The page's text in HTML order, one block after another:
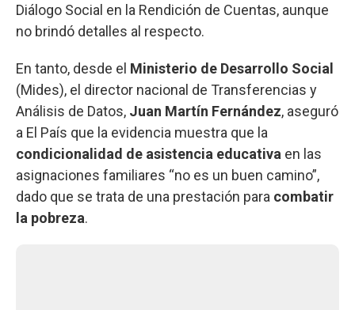
Diálogo Social en la Rendición de Cuentas, aunque
no brindó detalles al respecto.
En tanto, desde el Ministerio de Desarrollo Social
(Mides), el director nacional de Transferencias y
Análisis de Datos, Juan Martín Fernández, aseguró
a El País que la evidencia muestra que la
condicionalidad de asistencia educativa en las
asignaciones familiares “no es un buen camino”,
dado que se trata de una prestación para combatir
la pobreza.